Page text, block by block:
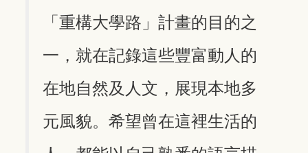
「重構大學路」計畫的目的之
一，就在記錄這些豐富動人的
在地自然及人文，展現本地多
元風貌。希望曾在這裡生活的